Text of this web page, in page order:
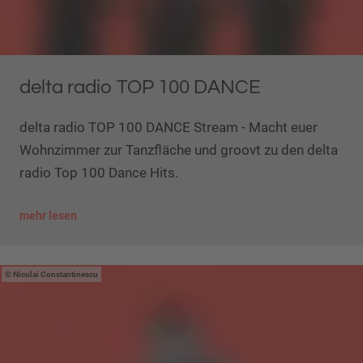
delta radio TOP 100 DANCE
delta radio TOP 100 DANCE Stream - Macht euer
Wohnzimmer zur Tanzfläche und groovt zu den delta
radio Top 100 Dance Hits.
mehr lesen
Niculai Constantinescu